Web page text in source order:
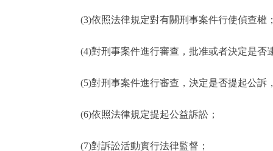
(3)依照法律規定對有關刑事案件行使偵查權
(4)對刑事案件進行審查，批准或者決定是否
(5)對刑事案件進行審查，決定是否提起公訴
(6)依照法律規定提起公益訴訟；
(7)對訴訟活動實行法律監督；